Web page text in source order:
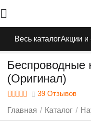
Весь каталогАкции и
Беспроводные
(Оригинал)
39 Отзывов
Главная / Каталог /